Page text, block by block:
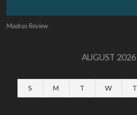
Madras Review
AUGUST 2026
S M T W T